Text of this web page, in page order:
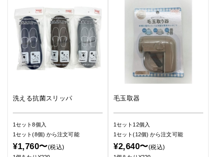
洗える抗菌スリッパ
1セット8個入
1セット(8個) から注文可能
¥1,760〜(税込)
毛玉取器
1セット12個入
1セット(12個)から注文可能
¥2,640〜(税込)